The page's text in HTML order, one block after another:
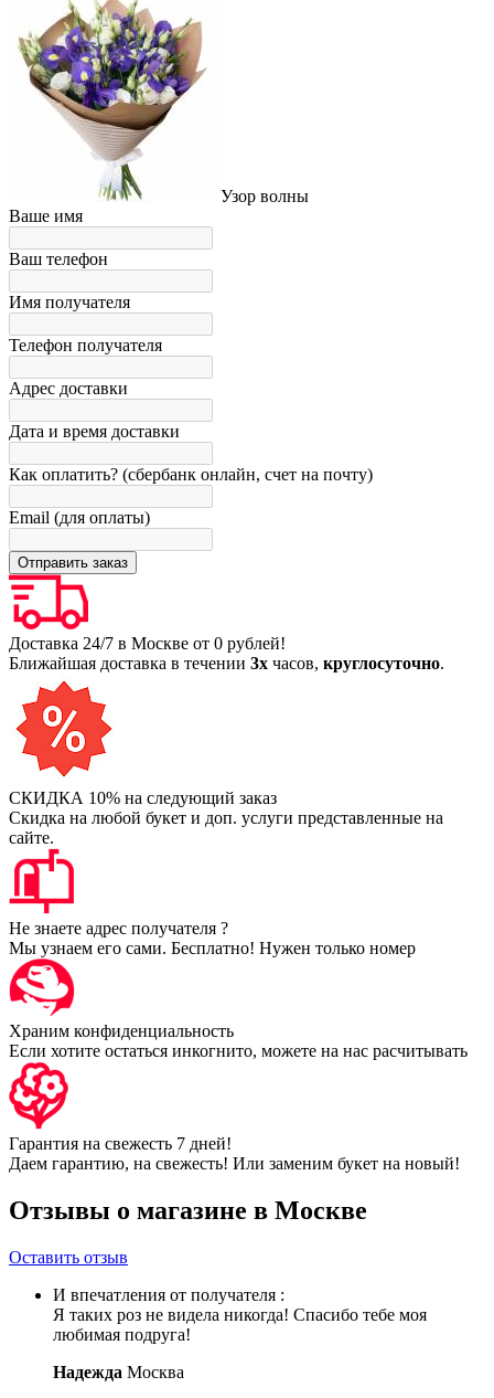
Узор волны
Ваше имя
Ваш телефон
Имя получателя
Телефон получателя
Адрес доставки
Дата и время доставки
Как оплатить? (сбербанк онлайн, счет на почту)
Email (для оплаты)
Доставка 24/7 в Москве от 0 рублей!
Ближайшая доставка в течении 3х часов, круглосуточно.
СКИДКА 10% на следующий заказ
Скидка на любой букет и доп. услуги представленные на
сайте.
Не знаете адрес получателя ?
Мы узнаем его сами. Бесплатно! Нужен только номер
Храним конфиденциальность
Если хотите остаться инкогнито, можете на нас расчитывать
Гарантия на свежесть 7 дней!
Даем гарантию, на свежесть! Или заменим букет на новый!
Отзывы о магазине в Москве
Оставить отзыв
И впечатления от получателя :
Я таких роз не видела никогда! Спасибо тебе моя
любимая подруга!
Надежда Москва